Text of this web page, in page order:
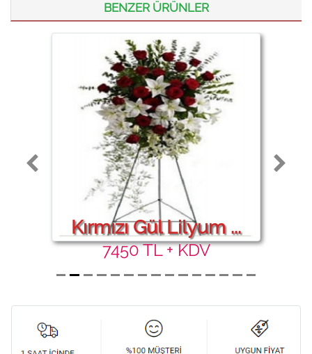
BENZER ÜRÜNLER
Kırmızı Gül Lilyum ...
7450 TL + KDV